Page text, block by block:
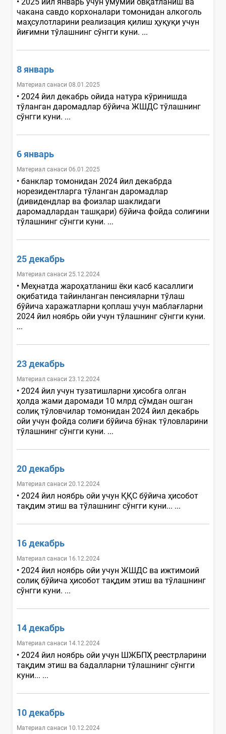
чакана савдо корхоналари томонидан алкоголь
маҳсулотларини реализация қилиш ҳуқуқи учун
йиғимни тўлашнинг сўнгги куни. ...
8 январь
Материал санаси 08.01.2025
• 2024 йил декабрь ойида натура кўринишда
тўланган даромадлар бўйича ЖШДС тўлашнинг
сўнгги куни. ...
6 январь
Материал санаси 06.01.2025
• банклар томонидан 2024 йил декабрда
норезидентларга тўланган даромадлар
(дивидендлар ва фоизлар шаклидаги
даромадлардан ташқари) бўйича фойда солиғини
тўлашнинг сўнгги куни. ...
25 декабрь
Материал санаси 25.12.2024
• Меҳнатда жароҳатланиш ёки касб касаллиги
оқибатида тайинланган пенсияларни тўлаш
бўйича харажатларни қоплаш учун маблағларни
2024 йил ноябрь ойи учун тўлашнинг сўнгги куни.
...
23 декабрь
Материал санаси 23.12.2024
• 2024 йил учун тузатишларни ҳисобга олган
ҳолда жами даромади 10 млрд сўмдан ошган
солиқ тўловчилар томонидан 2024 йил декабрь
ойи учун фойда солиғи бўйича бўнак тўловларини
тўлашнинг сўнгги куни. ...
20 декабрь
Материал санаси 20.12.2024
• 2024 йил ноябрь ойи учун ҚҚС бўйича ҳисобот
тақдим этиш ва тўлашнинг сўнгги куни... ...
16 декабрь
Материал санаси 16.12.2024
• 2024 йил ноябрь ойи учун ЖШДС ва ижтимоий
солиқ бўйича ҳисобот тақдим этиш ва тўлашнинг
сўнгги куни. ...
14 декабрь
Материал санаси 14.12.2024
• 2024 йил ноябрь ойи учун ШЖБПҲ реестрларини
тақдим этиш ва бадалларни тўлашнинг сўнгги
куни... ...
10 декабрь
Материал санаси 10.12.2024